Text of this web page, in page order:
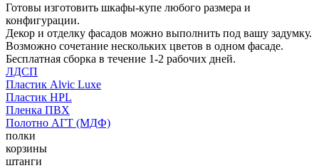
Готовы изготовить шкафы-купе любого размера и
конфигурации.
Декор и отделку фасадов можно выполнить под вашу задумку.
Возможно сочетание нескольких цветов в одном фасаде.
Бесплатная сборка в течение 1-2 рабочих дней.
ЛДСП
Пластик Alvic Luxe
Пластик HPL
Пленка ПВХ
Полотно АГТ (МДФ)
полки
корзины
штанги